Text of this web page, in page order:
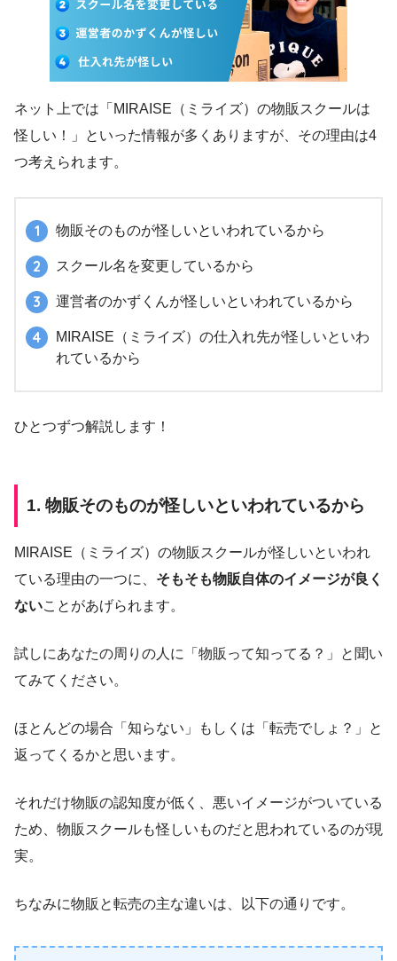
ネット上では「MIRAISE（ミライズ）の物販スクールは
怪しい！」といった情報が多くありますが、その理由は4
つ考えられます。
物販そのものが怪しいといわれているから
スクール名を変更しているから
運営者のかずくんが怪しいといわれているから
MIRAISE（ミライズ）の仕入れ先が怪しいといわ
れているから
ひとつずつ解説します！
1. 物販そのものが怪しいといわれているから
MIRAISE（ミライズ）の物販スクールが怪しいといわれ
ている理由の一つに、 そもそも物販自体のイメージが良く
ないことがあげられます。
試しにあなたの周りの人に「物販って知ってる？」と聞い
てみてください。
ほとんどの場合「知らない」もしくは「転売でしょ？」と
返ってくるかと思います。
それだけ物販の認知度が低く、悪いイメージがついている
ため、物販スクールも怪しいものだと思われているのが現
実。
ちなみに物販と転売の主な違いは、以下の通りです。